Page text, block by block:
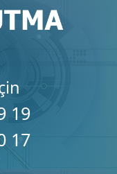
19
17